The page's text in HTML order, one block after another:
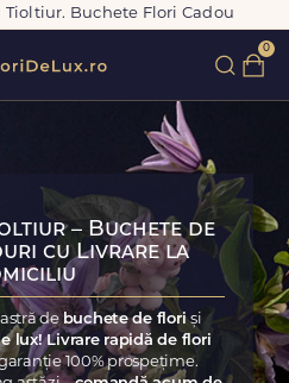
Buchete Flori Cadou
0
– Buchete de
cu Livrare la
de buchete de floriși
lux! Livrare rapidă de flori
100% prospețime.